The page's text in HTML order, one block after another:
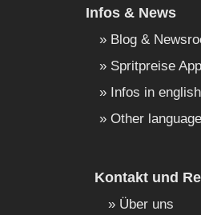
Infos & News
Blog &
Spritpreise App
Infos in
Other
Kontakt und
Über uns